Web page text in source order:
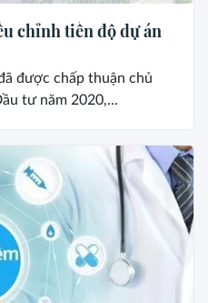
chỉnh tiến độ dự án
được chấp thuận chủ
tư năm 2020,...